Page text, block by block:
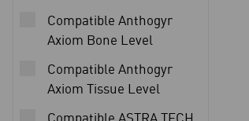
Compatible Anthogyr
Axiom Bone Level
Compatible Anthogyr
Axiom Tissue Level
Compatible ASTRA TECH